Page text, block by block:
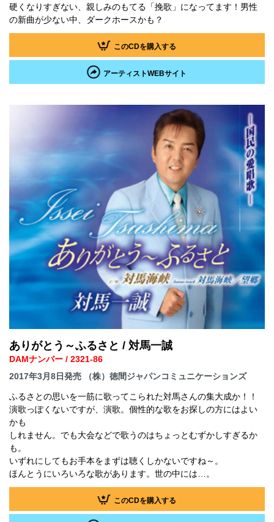
硬くなりすぎない、親しみのもてる「挽歌」になってます！男性
の新曲が少ない中、ダークホースかも？
このCDを購入する
アーティストWEBサイト
ありがとう～ふるさと / 対馬一誠
DAMナンバー / 2321-86
2017年3月8日発売 （株）徳間ジャパンコミュニケーションズ
ふるさとの思いを一筋に歌ってこられた対馬さんの集大成か！！
演歌っぽくないですが、演歌。個性的な歌をお探しの方にはよい
かも
しれません。でも大会などで歌うのはちょっとむずかしすぎるか
も。
いずれにしてもお手本をまずは聴くしかないですね～。
ほんとうにいろいろな歌があります。世の中には…。
このCDを購入する